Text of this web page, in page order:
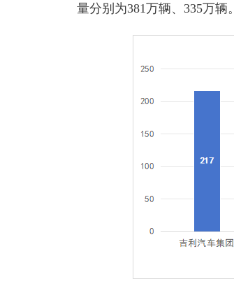
量分别为381万辆、335万辆。